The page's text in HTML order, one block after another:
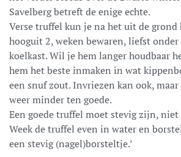
Savelberg betreft de enige echte.
Verse truffel kun je na het uit de grond
hooguit 2, weken bewaren, liefst
koelkast. Wil je hem langer houdbaar
hem het beste inmaken in wat
een snuf zout. Invriezen kan ook,
weer minder ten goede.
Een goede truffel moet stevig zijn,
Week de truffel even in water en
een stevig (nagel)borsteltje.’